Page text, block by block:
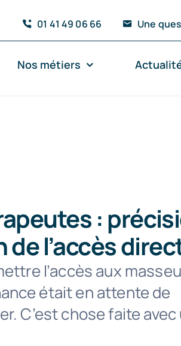
01 41 49 06 66 Une
Nos métiers
:
l’accès
l’accès aux
était en attente de
C’est chose faite avec